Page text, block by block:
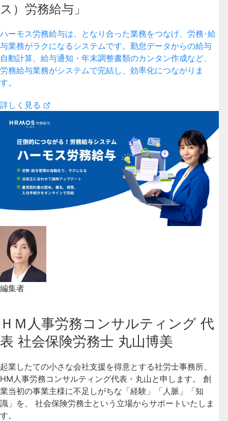
ス）労務給与」
ハーモス労務給与は、となり合った業務をつなげ、労務･給
与業務がラクになるシステムです。勤怠データからの給与
自動計算、給与通知・年末調整書類のカンタン作成など、
労務給与業務がシステムで完結し、効率化につながりま
す。
詳しく見る
編集者
ＨＭ人事労務コンサルティング 代
表 社会保険労務士 丸山博美
起業したての小さな会社支援を得意とする社労士事務所、
HM人事労務コンサルティング代表・丸山と申します。 創
業当初の事業主様に不足しがちな「経験」「人脈」「知
識」を、 社会保険労務士という立場からサポートいたしま
す。